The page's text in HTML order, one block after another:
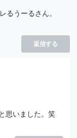
るうーるさん。
返信する
思いました。笑